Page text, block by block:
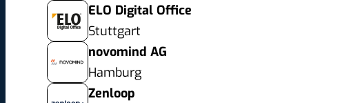
ELO Digital Office
Stuttgart
novomind AG
Hamburg
Zenloop